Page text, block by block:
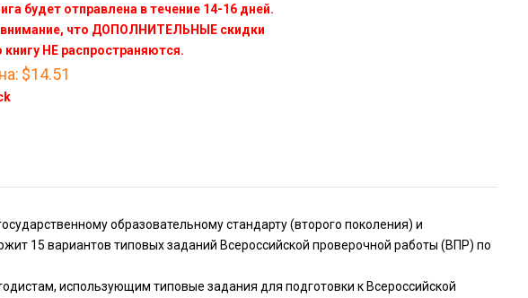
будет отправлена в течение 14-16 дней.
внимание, что ДОПОЛНИТЕЛЬНЫЕ скидки
книгу НЕ распространяются.
$14.51
образовательному стандарту (второго поколения) и
15 вариантов типовых заданий Всероссийской проверочной работы (ВПР) по
использующим типовые задания для подготовки к Всероссийской